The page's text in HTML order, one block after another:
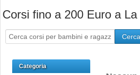
Corsi fino a 200 Euro a
Cerca
Categoria